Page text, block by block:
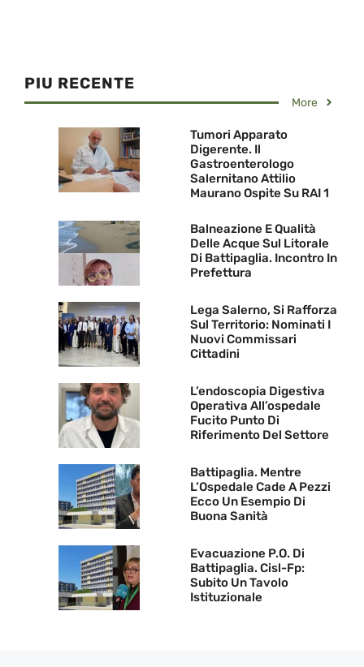
PIU RECENTE
More
Tumori Apparato
Digerente. Il
Gastroenterologo
Salernitano Attilio
Maurano Ospite Su RAI 1
Balneazione E Qualità
Delle Acque Sul Litorale
Di Battipaglia. Incontro In
Prefettura
Lega Salerno, Si Rafforza
Sul Territorio: Nominati I
Nuovi Commissari
Cittadini
L’endoscopia Digestiva
Operativa All’ospedale
Fucito Punto Di
Riferimento Del Settore
Battipaglia. Mentre
L’Ospedale Cade A Pezzi
Ecco Un Esempio Di
Buona Sanità
Evacuazione P.O. Di
Battipaglia. Cisl-Fp:
Subito Un Tavolo
Istituzionale